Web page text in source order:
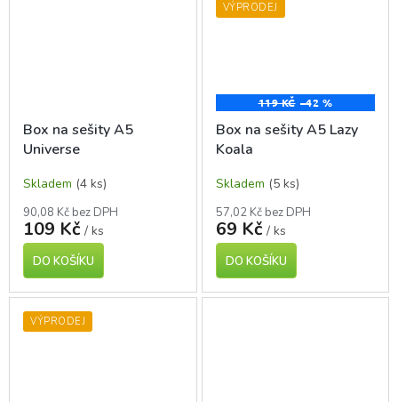
Box na sešity A5
Universe
Skladem (4 ks)
90,08 Kč bez DPH
109 Kč / ks
DO KOŠÍKU
VÝPRODEJ
119 KČ –42 %
Box na sešity A5 Lazy
Koala
Skladem (5 ks)
57,02 Kč bez DPH
69 Kč / ks
DO KOŠÍKU
VÝPRODEJ